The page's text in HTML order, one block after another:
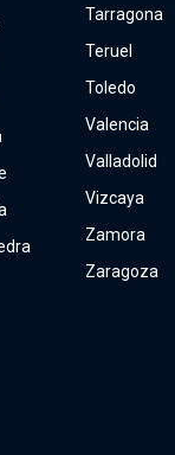
Tarragona
Teruel
Toledo
Valencia
Valladolid
Vizcaya
Zamora
Zaragoza